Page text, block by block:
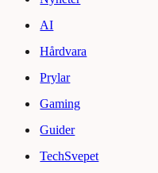
AI
Hårdvara
Prylar
Gaming
Guider
TechSvepet